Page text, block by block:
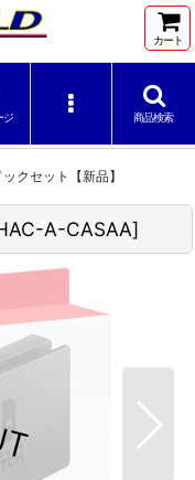
カート
ジ 商品検索
クセット【新品】
A-CASAA]